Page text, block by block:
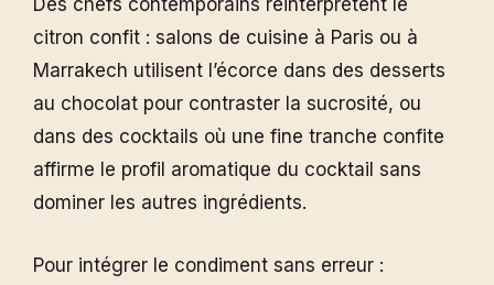
citron confit : salons de cuisine à Paris ou à
Marrakech utilisent l’écorce dans des desserts
au chocolat pour contraster la sucrosité, ou
dans des cocktails où une fine tranche confite
affirme le profil aromatique du cocktail sans
dominer les autres ingrédients.
Pour intégrer le condiment sans erreur :